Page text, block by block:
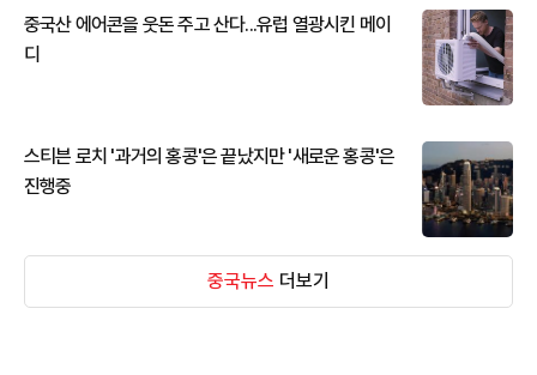
중국산 에어콘을 웃돈 주고 산다...유럽 열광시킨 메이
디
스티븐 로치 '과거의 홍콩'은 끝났지만 '새로운 홍콩'은
진행중
중국뉴스 더보기